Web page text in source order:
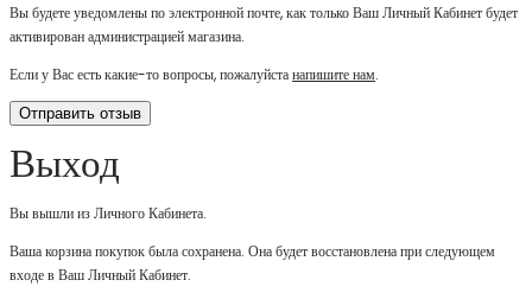
Вы будете уведомлены по электронной почте, как только Ваш Личный Кабинет будет
активирован администрацией магазина.
Если у Вас есть какие-то вопросы, пожалуйстанапишите нам.
Отправить отзыв
Выход
Вы вышли из Личного Кабинета.
Ваша корзина покупок была сохранена. Она будет восстановлена при следующем
входе в Ваш Личный Кабинет.